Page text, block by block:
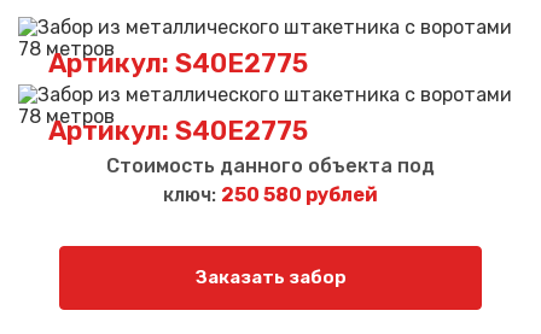
Артикул: S40E2775
Артикул: S40E2775
Стоимость данного объекта под
ключ: 250 580 рублей
Заказать забор